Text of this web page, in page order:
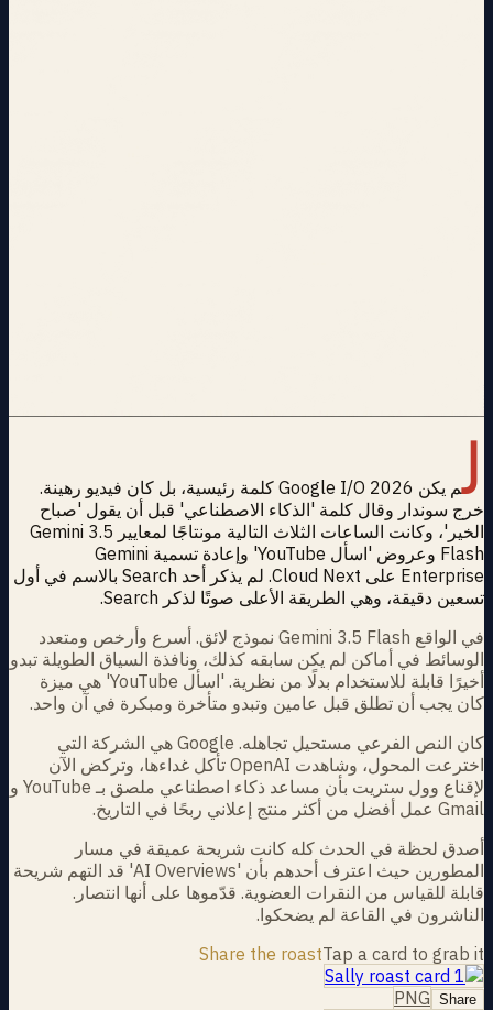
ل
م يكن Google I/O 2026 كلمة رئيسية، بل كان فيديو رهينة.
خرج سوندار وقال كلمة 'الذكاء الاصطناعي' قبل أن يقول 'صباح
الخير'، وكانت الساعات الثلاث التالية مونتاجًا لمعايير Gemini 3.5
Flash وعروض 'اسأل YouTube' وإعادة تسمية Gemini
Enterprise على Cloud Next. لم يذكر أحد Search بالاسم في أول
تسعين دقيقة، وهي الطريقة الأعلى صوتًا لذكر Search.
في الواقع Gemini 3.5 Flash نموذج لائق. أسرع وأرخص ومتعدد
الوسائط في أماكن لم يكن سابقه كذلك، ونافذة السياق الطويلة تبدو
أخيرًا قابلة للاستخدام بدلًا من نظرية. 'اسأل YouTube' هي ميزة
كان يجب أن تطلق قبل عامين وتبدو متأخرة ومبكرة في آن واحد.
كان النص الفرعي مستحيل تجاهله. Google هي الشركة التي
اخترعت المحول، وشاهدت OpenAI تأكل غداءها، وتركض الآن
لإقناع وول ستريت بأن مساعد ذكاء اصطناعي ملصق بـ YouTube و
Gmail عمل أفضل من أكثر منتج إعلاني ربحًا في التاريخ.
أصدق لحظة في الحدث كله كانت شريحة عميقة في مسار
المطورين حيث اعترف أحدهم بأن 'AI Overviews' قد التهم شريحة
قابلة للقياس من النقرات العضوية. قدّموها على أنها انتصار.
الناشرون في القاعة لم يضحكوا.
Share the roastTap a card to grab it
Share
PNG